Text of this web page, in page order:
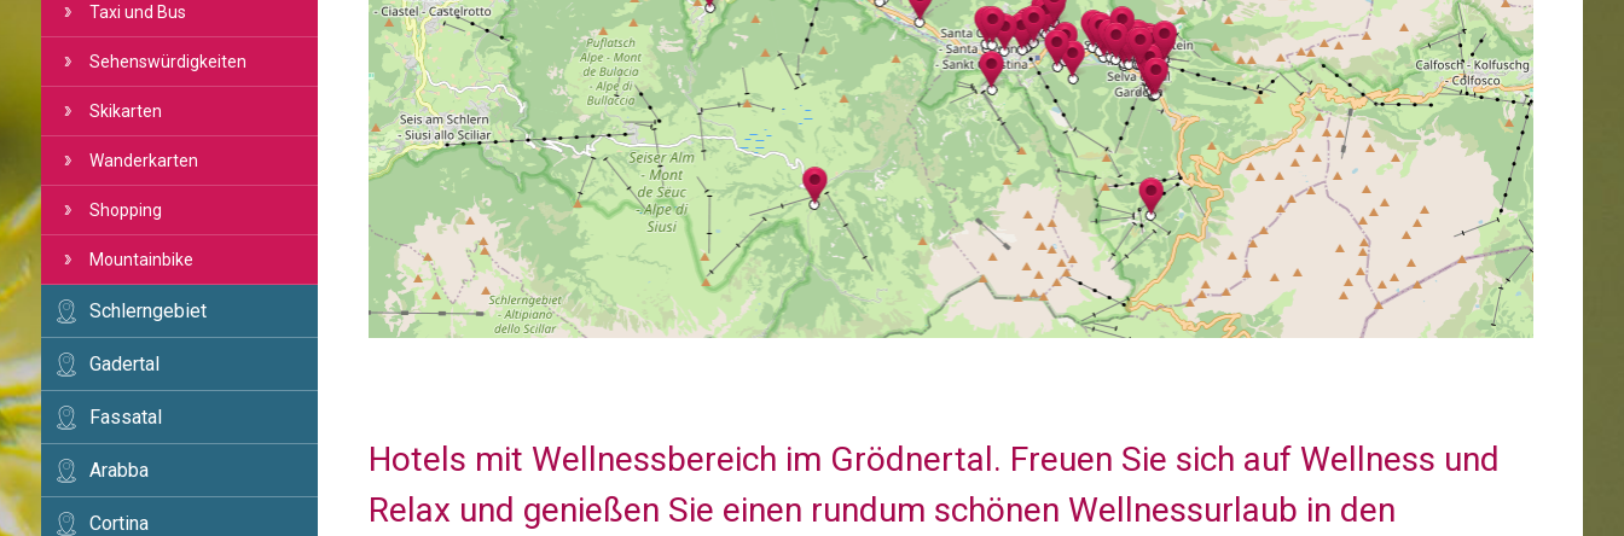
Taxi und Bus
Sehenswürdigkeiten
Skikarten
Wanderkarten
Shopping
Mountainbike
Schlerngebiet
Gadertal
Fassatal
Arabba
Cortina
Hotels mit Wellnessbereich im Grödnertal. Freuen Sie sich auf Wellness und
Relax und genießen Sie einen rundum schönen Wellnessurlaub in den